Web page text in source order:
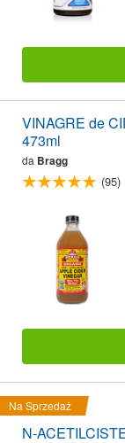
VINAGRE de
473ml
da Bragg
(95)
Na Sprzedaż
N-